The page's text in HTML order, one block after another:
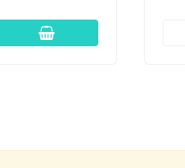
Добавить в корзину